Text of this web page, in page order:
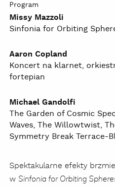
Program
Missy Mazzoli
Sinfonia for Orbiting
Aaron Copland
Koncert na klarnet,
fortepian
Michael Gandolfi
The Garden of Cosmic
Waves, The Willowtwist,
Symmetry Break Terrace-
Spektakularne efekty
w Sinfonia for Orbiting